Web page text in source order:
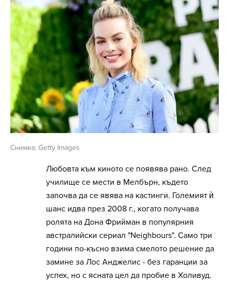
Снимка: Getty Images
Любовта към киното се появява рано. След
училище се мести в Мелбърн, където
започва да се явява на кастинги. Големият ѝ
шанс идва през 2008 г., когато получава
ролята на Дона Фрийман в популярния
австралийски сериал "Neighbours". Само три
години по-късно взима смелото решение да
замине за Лос Анджелис - без гаранции за
успех, но с ясната цел да пробие в Холивуд.